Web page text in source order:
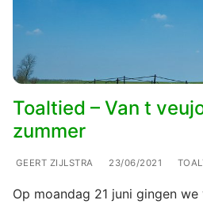
Toaltied – Van t
zummer
GEERT ZIJLSTRA 23/06/2021
Op moandag 21 juni gingen